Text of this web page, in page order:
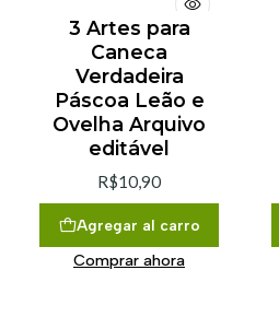
3 Artes para
Caneca
Verdadeira
Páscoa Leão e
Ovelha Arquivo
editável
R$10,90
Agregar al carro
Comprar ahora